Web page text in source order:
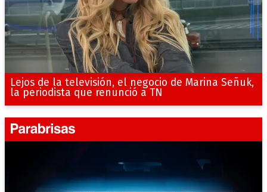
Lejos de la televisión, el negocio de Marina Señuk,
la periodista que renunció a TN